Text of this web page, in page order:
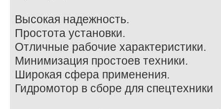
Высокая надежность.
Простота установки.
Отличные рабочие характеристики.
Минимизация простоев техники.
Широкая сфера применения.
Гидромотор в сборе для спецтехники